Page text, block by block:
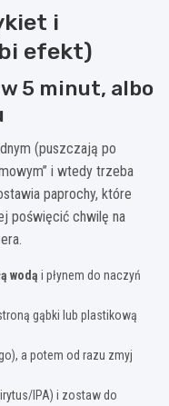
i
efekt)
5 minut, albo
(puszczają po
i wtedy trzeba
paprochy, które
poświęcić chwilę na
wodą i płynem do naczyń
gąbki lub plastikową
a potem od razu zmyj
IPA) i zostaw do